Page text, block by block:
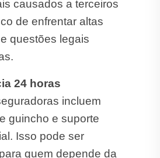
causados a terceiros
de enfrentar altas
questões legais
24 horas
incluem
guincho e suporte
Isso pode ser
quem depende da